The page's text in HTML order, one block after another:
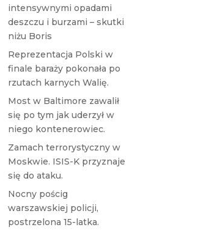
intensywnymi opadami
deszczu i burzami – skutki
niżu Boris
Reprezentacja Polski w
finale baraży pokonała po
rzutach karnych Walię.
Most w Baltimore zawalił
się po tym jak uderzył w
niego kontenerowiec.
Zamach terrorystyczny w
Moskwie. ISIS-K przyznaje
się do ataku.
Nocny pościg
warszawskiej policji,
postrzelona 15-latka.